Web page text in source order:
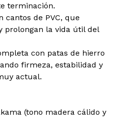
terminación.
cantos de PVC, que
prolongan la vida útil del
con patas de hierro
firmeza, estabilidad y
actual.
(tono madera cálido y